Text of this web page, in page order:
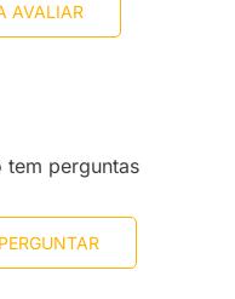
AVALIAR
tem perguntas